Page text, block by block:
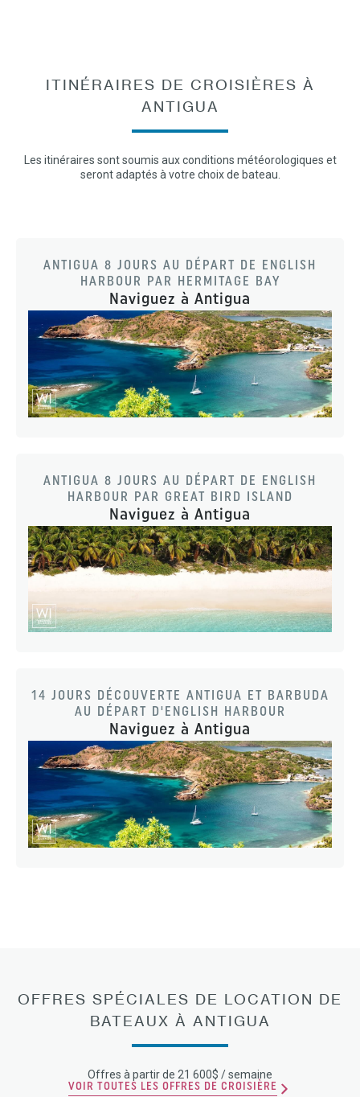
ITINÉRAIRES DE CROISIÈRES À
ANTIGUA
Les itinéraires sont soumis aux conditions météorologiques et
seront adaptés à votre choix de bateau.
ANTIGUA 8 JOURS AU DÉPART DE ENGLISH
HARBOUR PAR HERMITAGE BAY
Naviguez à Antigua
ANTIGUA 8 JOURS AU DÉPART DE ENGLISH
HARBOUR PAR GREAT BIRD ISLAND
Naviguez à Antigua
14 JOURS DÉCOUVERTE ANTIGUA ET BARBUDA
AU DÉPART D'ENGLISH HARBOUR
Naviguez à Antigua
OFFRES SPÉCIALES DE LOCATION DE
BATEAUX À ANTIGUA
Offres à partir de 21 600$ / semaine
VOIR TOUTES LES OFFRES DE CROISIÈRE